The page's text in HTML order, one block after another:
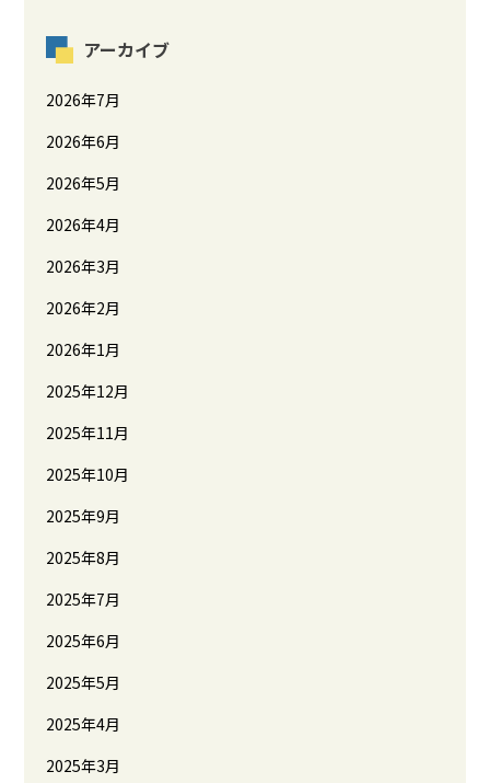
アーカイブ
2026年7月
2026年6月
2026年5月
2026年4月
2026年3月
2026年2月
2026年1月
2025年12月
2025年11月
2025年10月
2025年9月
2025年8月
2025年7月
2025年6月
2025年5月
2025年4月
2025年3月